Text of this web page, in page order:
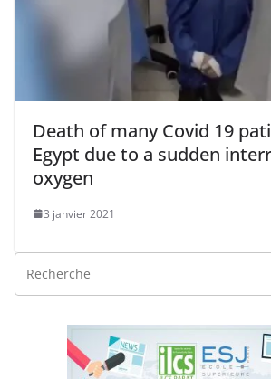
Death of many Covid 19
Egypt due to a sudden
oxygen
3 janvier 2021